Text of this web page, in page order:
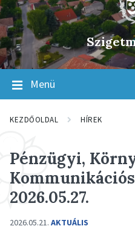
Menü
KEZDŐOLDAL HÍREK
Pénzügyi,
2026.05.27.
2026.05.21. AKTUÁLIS